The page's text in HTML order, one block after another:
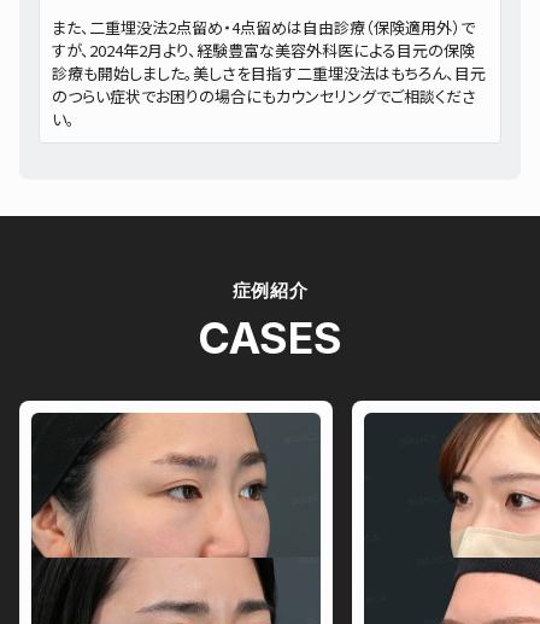
また、二重埋没法2点留め・4点留めは自由診療（保険適用外）で
すが、2024年2月より、経験豊富な美容外科医による目元の保険
診療も開始しました。美しさを目指す二重埋没法はもちろん、目元
のつらい症状でお困りの場合にもカウンセリングでご相談くださ
い。
症例紹介
CASES